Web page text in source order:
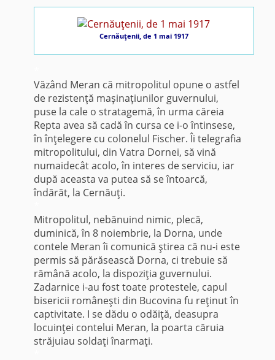
Cernăuţenii, de 1 mai 1917
Văzând Meran că mitropolitul opune o astfel
de rezistenţă maşinaţiunilor guvernului,
puse la cale o stratagemă, în urma căreia
Repta avea să cadă în cursa ce i-o întinsese,
în înţelegere cu colonelul Fischer. Îi telegrafia
mitropolitului, din Vatra Dornei, să vină
numaidecât acolo, în interes de serviciu, iar
după aceasta va putea să se întoarcă,
îndărăt, la Cernăuţi.
Mitropolitul, nebănuind nimic, plecă,
duminică, în 8 noiembrie, la Dorna, unde
contele Meran îi comunică ştirea că nu-i este
permis să părăsească Dorna, ci trebuie să
rămână acolo, la dispoziţia guvernului.
Zadarnice i-au fost toate protestele, capul
bisericii româneşti din Bucovina fu reţinut în
captivitate. I se dădu o odăiţă, deasupra
locuinţei contelui Meran, la poarta căruia
străjuiau soldaţi înarmaţi.